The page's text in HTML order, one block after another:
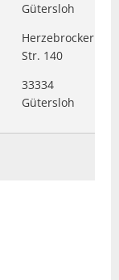
Gütersloh
Herzebrocker
Str. 140
33334
Gütersloh